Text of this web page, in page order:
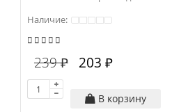
Наличие:
239 ₽ 203 ₽
В корзину